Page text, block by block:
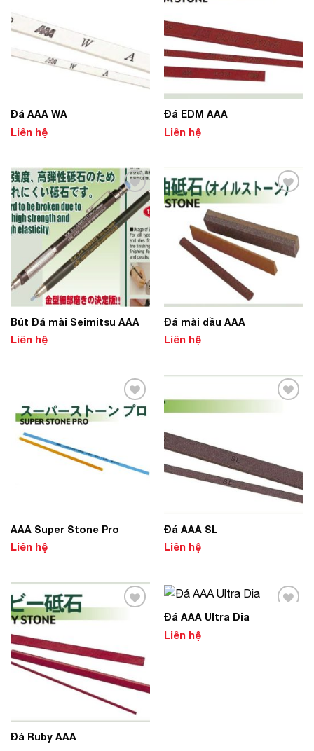
Đá AAA WA
Liên hệ
Đá EDM AAA
Liên hệ
Add to
Wishlist
Bút Đá mài Seimitsu AAA
Liên hệ
Đá mài dầu AAA
Liên hệ
Add to
Wishlist
AAA Super Stone Pro
Liên hệ
Đá AAA SL
Liên hệ
Đá Ruby AAA
Đá AAA Ultra Dia
Liên hệ